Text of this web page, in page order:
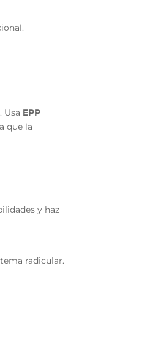
Usa EPP
que la
y haz
radicular.